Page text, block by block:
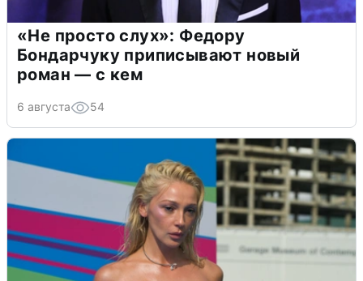
«Не просто слух»: Федору
Бондарчуку приписывают новый
роман — с кем
6 августа 54